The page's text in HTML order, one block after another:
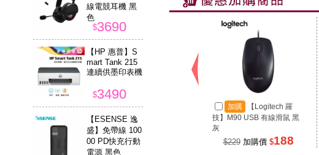
加購
【Logitech 羅
技】M90 USB 有線滑鼠 黑
灰
$229加購價 $188
線電競耳機 黑
色
$3690
【HP 惠普】S
mart Tank 215
連續供墨印表機
$3490
【ESENSE 逸
盛】免帶線 100
00 PD快充行動
電源 黑色